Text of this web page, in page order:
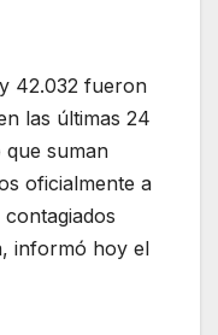
42.032 fueron
las últimas 24
suman
oficialmente a
informó hoy el